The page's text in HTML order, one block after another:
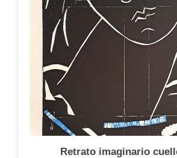
Retrato imaginario